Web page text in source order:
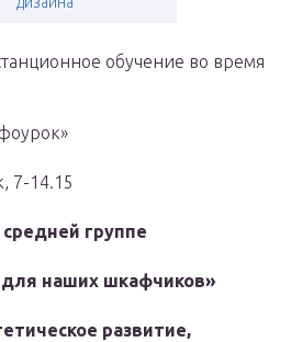
обучение во время
7-14.15
группе
для наших шкафчиков»
развитие,